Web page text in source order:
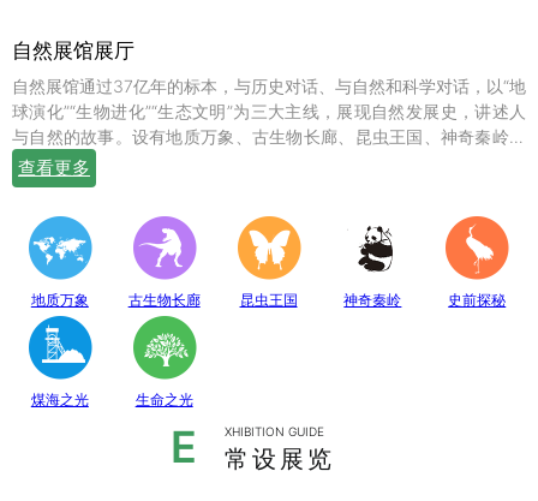
自然展馆展厅
自然展馆通过37亿年的标本，与历史对话、与自然和科学对话，以“地
球演化”“生物进化”“生态文明”为三大主线，展现自然发展史，讲述人
与自然的故事。设有地质万象、古生物长廊、昆虫王国、神奇秦岭、
史前探秘、煤海之光和生命之光七个常设展厅，陈列有岩石鼻祖紫苏
斜长麻粒岩等矿物标本；有鱼龙、翼龙、马门溪龙、似银杏、新芦木
等珍贵的化石；有秦岭大熊猫、金丝猴、羚牛、朱鹮、珙桐、独叶草
等珍稀动植物标本，呈现出一幅绚丽多姿的地球生命物种演化图。
查看更多
地质万象 古生物长廊 昆虫王国 神奇秦岭 史前探秘
煤海之光 生命之光
E XHIBITION GUIDE
常设展览